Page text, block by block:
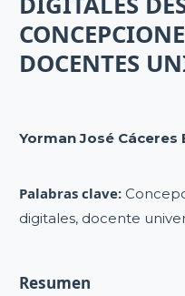
DOCENTES
Yorman José
Palabras clave:
digitales, docente
Resumen